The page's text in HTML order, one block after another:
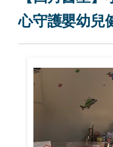
心守護嬰幼兒